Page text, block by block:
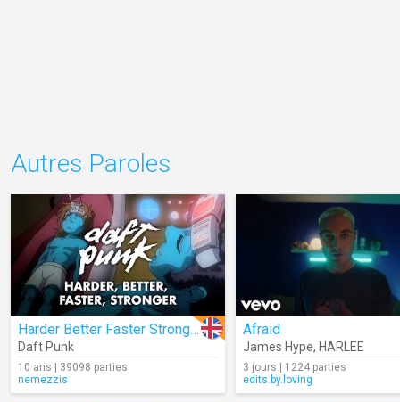
Autres Paroles
Harder Better Faster Stronger
Daft Punk
10 ans | 39098 parties
nemezzis
Afraid
James Hype, HARLEE
3 jours | 1224 parties
edits.by.loving